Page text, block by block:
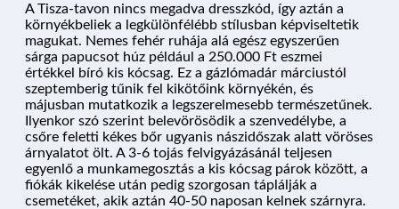
NYARALÓHAJÓZÁS
A Tisza-tavon nincs megadva dresszkód, így aztán a
környékbeliek a legkülönfélébb stílusban képviseltetik
magukat. Nemes fehér ruhája alá egész egyszerűen
sárga papucsot húz például a 250.000 Ft eszmei
értékkel bíró kis kócsag. Ez a gázlómadár márciustól
szeptemberig tűnik fel kikötőink környékén, és
májusban mutatkozik a legszerelmesebb természetűnek.
Ilyenkor szó szerint belevörösödik a szenvedélybe, a
csőre feletti kékes bőr ugyanis nászidőszak alatt vöröses
árnyalatot ölt. A 3-6 tojás felvigyázásánál teljesen
egyenlő a munkamegosztás a kis kócsag párok között, a
fiókák kikelése után pedig szorgosan táplálják a
csemetéket, akik aztán 40-50 naposan kelnek szárnyra.